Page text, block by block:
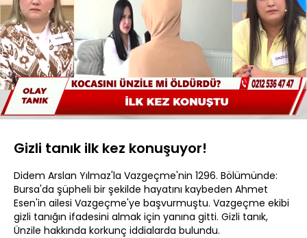
Sesi
Aç
Yüklendi:
23.46%
Oynatma
Hızı
Gizli tanık ilk kez konuşuyor!
Didem Arslan Yılmaz'la Vazgeçme'nin 1296. Bölümünde:
Bursa'da şüpheli bir şekilde hayatını kaybeden Ahmet
Esen'in ailesi Vazgeçme'ye başvurmuştu. Vazgeçme ekibi
gizli tanığın ifadesini almak için yanına gitti. Gizli tanık,
Ünzile hakkında korkunç iddialarda bulundu.